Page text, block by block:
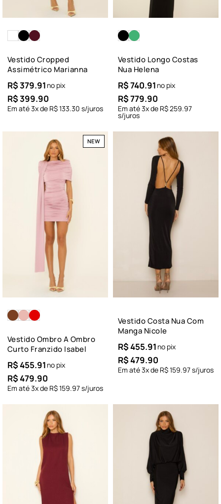
Vestido Cropped
Assimétrico Marianna
R$379.91 no pix
R$399.90
Em até3x de R$133.30 s/juros
Vestido Longo Costas
Nua Helena
R$740.91 no pix
R$779.90
Em até3x de R$259.97
s/juros
NEW
Vestido Ombro A Ombro
Curto Franzido Isabel
R$455.91 no pix
R$479.90
Em até3x de R$159.97s/juros
Vestido Costa Nua Com
Manga Nicole
R$455.91 no pix
R$479.90
Em até3x de R$159.97s/juros